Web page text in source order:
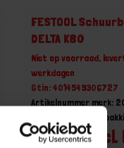
FESTOOL
DELTA K80
Niet op voorraad,
werkdagen
Gtin: 4014549306727
Artikelnummer merk:
€ 53,43 incl.
Prijs per